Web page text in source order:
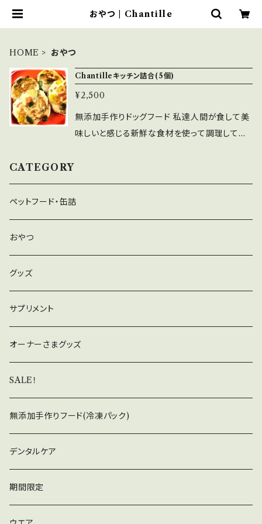
おやつ | Chantille
HOME おやつ
Chantilleキッチン詰合(5個)
¥2,500
無添加手作りドッグフード 私達人間が食して美
味しいと感じる新鮮な食材を使って調理してい
食育士・栄養管理士と、トリミングのプロが企画
開発した、美味しい手作りフード。 もちろん栄養
CATEGORY
ペットフード・缶詰
おやつ
グッズ
サプリメント
オーナーさまグッズ
SALE！
無添加手作りフード(冷凍パック)
デンタルケア
期間限定